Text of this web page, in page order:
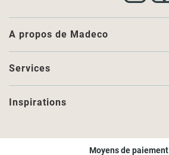
A propos de Madeco
Services
Inspirations
Moyens de paiement